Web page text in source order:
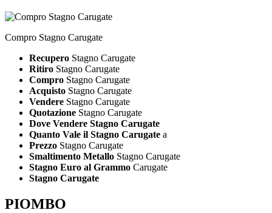
Compro Stagno Carugate
Recupero Stagno Carugate
Ritiro Stagno Carugate
Compro Stagno Carugate
Acquisto Stagno Carugate
Vendere Stagno Carugate
Quotazione Stagno Carugate
Dove Vendere Stagno Carugate
Quanto Vale il Stagno Carugate a
Prezzo Stagno Carugate
Smaltimento Metallo Stagno Carugate
Stagno Euro al Grammo Carugate
Stagno Carugate
PIOMBO